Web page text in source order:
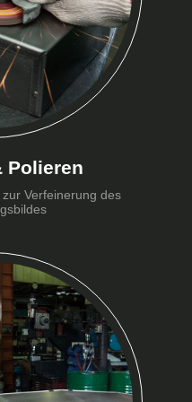
Polieren
Verfeinerung des